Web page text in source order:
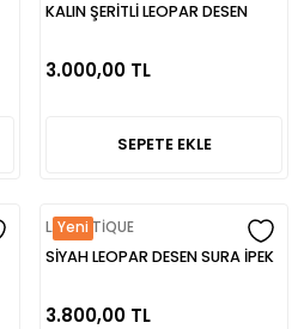
KALIN ŞERİTLİ LEOPAR DESEN
3.000,00 TL
SEPETE EKLE
Yeni
LABOUTİQUE
SİYAH LEOPAR DESEN SURA İPEK
3.800,00 TL